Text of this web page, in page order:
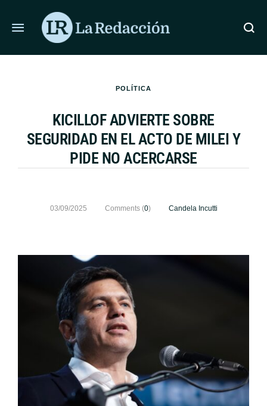
POLÍTICA
KICILLOF ADVIERTE SOBRE
SEGURIDAD EN EL ACTO DE MILEI Y
PIDE NO ACERCARSE
03/09/2025 Comments (0) Candela Incutti